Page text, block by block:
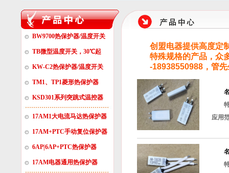
BW9700热保护器/温度开关
TB微型温度开关，30℃起
KW-C2热保护器/温度开关
TM1、TP1菱形热保护器
KSD301系列突跳式温控器
17AM1大电流马达热保护器
17AM+PTC手动复位保护器
6AP|6AP+PTC热保护器
17AM电器通用热保护器
创盟电器提供高度定
特殊规格的产品，众
-18938550988，管
应用